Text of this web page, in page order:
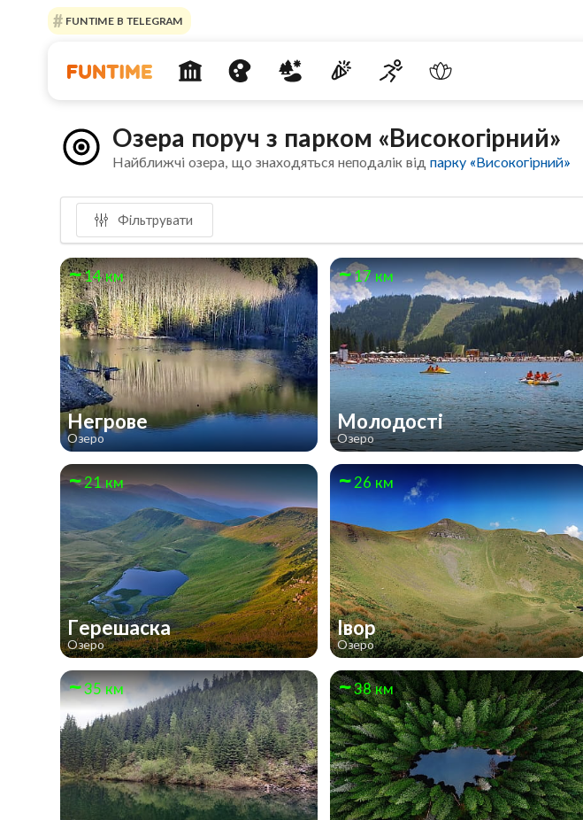
FUNTIME В TELEGRAM
Озера поруч з парком «Високогірний»
Найближчі озера, що знаходяться неподалік відпарку «Високогірний»
Фільтрувати
14 км
Негрове
Озеро
17 км
Молодості
Озеро
21 км
Герешаска
Озеро
26 км
Івор
Озеро
35 км 38 км